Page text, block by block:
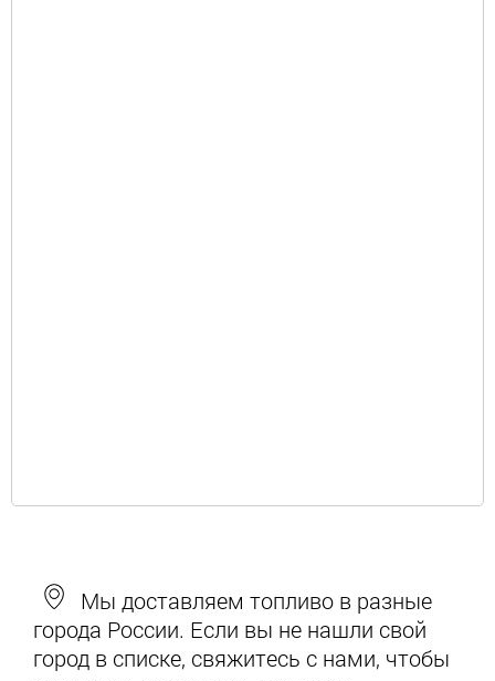
Мы доставляем топливо в разные
города России. Если вы не нашли свой
город в списке, свяжитесь с нами, чтобы